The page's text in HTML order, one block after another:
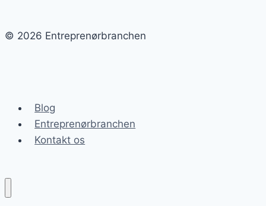
© 2026 Entreprenørbranchen
Blog
Entreprenørbranchen
Kontakt os